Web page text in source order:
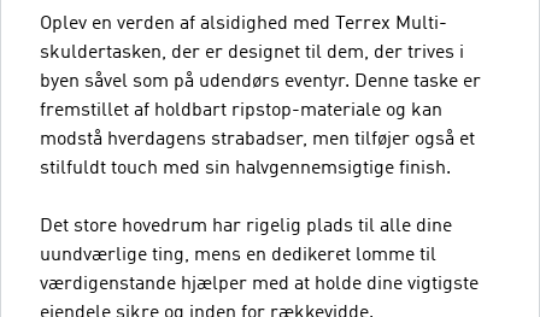
Oplev en verden af alsidighed med Terrex Multi-
skuldertasken, der er designet til dem, der trives i
byen såvel som på udendørs eventyr. Denne taske er
fremstillet af holdbart ripstop-materiale og kan
modstå hverdagens strabadser, men tilføjer også et
stilfuldt touch med sin halvgennemsigtige finish.
Det store hovedrum har rigelig plads til alle dine
uundværlige ting, mens en dedikeret lomme til
værdigenstande hjælper med at holde dine vigtigste